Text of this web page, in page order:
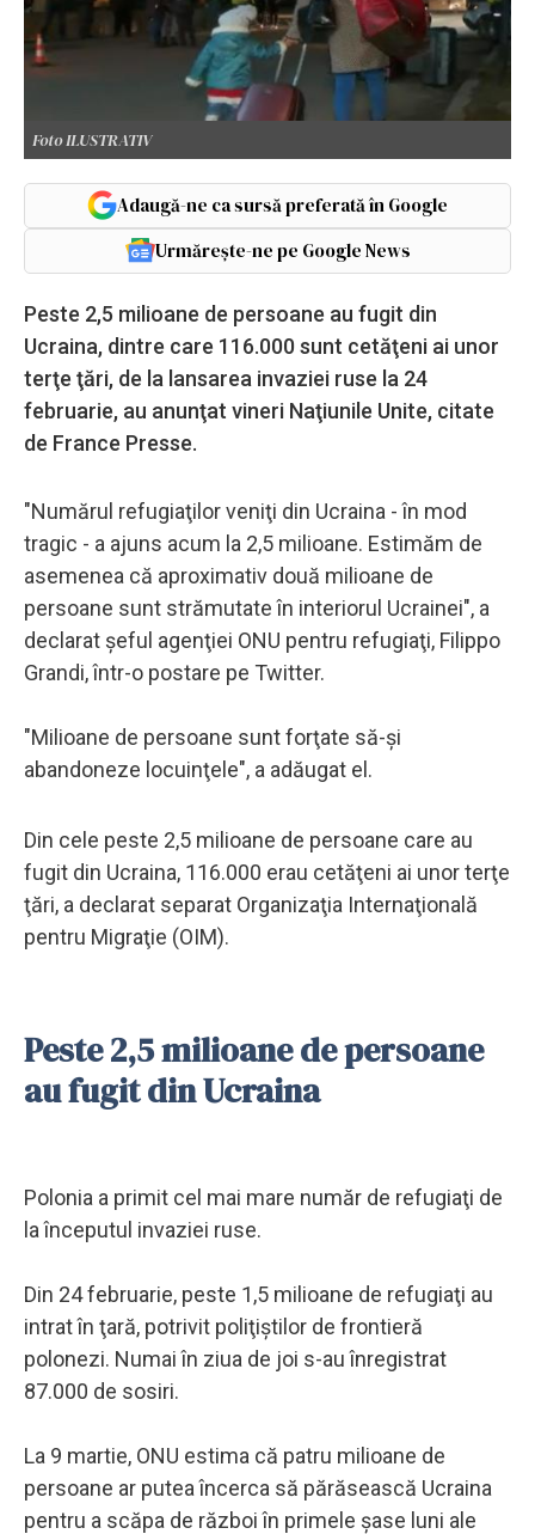
Foto ILUSTRATIV
Adaugă-ne ca sursă preferată în Google
Urmărește-ne pe Google News
Peste 2,5 milioane de persoane au fugit din
Ucraina, dintre care 116.000 sunt cetăţeni ai unor
terţe ţări, de la lansarea invaziei ruse la 24
februarie, au anunţat vineri Naţiunile Unite, citate
de France Presse.
"Numărul refugiaţilor veniţi din Ucraina - în mod
tragic - a ajuns acum la 2,5 milioane. Estimăm de
asemenea că aproximativ două milioane de
persoane sunt strămutate în interiorul Ucrainei", a
declarat şeful agenţiei ONU pentru refugiaţi, Filippo
Grandi, într-o postare pe Twitter.
"Milioane de persoane sunt forţate să-şi
abandoneze locuinţele", a adăugat el.
Din cele peste 2,5 milioane de persoane care au
fugit din Ucraina, 116.000 erau cetăţeni ai unor terţe
ţări, a declarat separat Organizaţia Internaţională
pentru Migraţie (OIM).
Peste 2,5 milioane de persoane
au fugit din Ucraina
Polonia a primit cel mai mare număr de refugiaţi de
la începutul invaziei ruse.
Din 24 februarie, peste 1,5 milioane de refugiaţi au
intrat în ţară, potrivit poliţiştilor de frontieră
polonezi. Numai în ziua de joi s-au înregistrat
87.000 de sosiri.
La 9 martie, ONU estima că patru milioane de
persoane ar putea încerca să părăsească Ucraina
pentru a scăpa de război în primele şase luni ale